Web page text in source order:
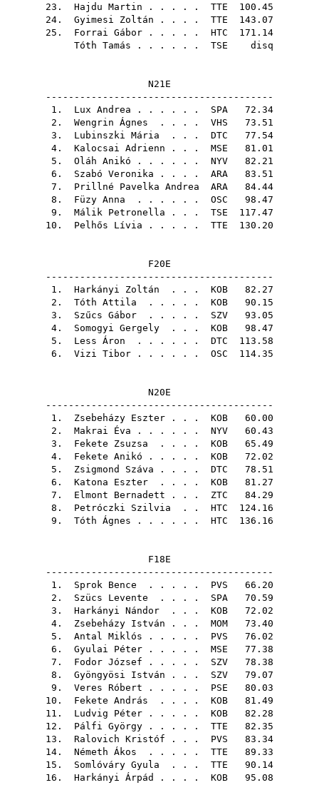
23. Hajdu Martin . . . . . TTE 100.45
24. Gyimesi Zoltán . . . . TTE 143.07
25. Forrai Gábor . . . . . HTC 171.14
Tóth Tamás . . . . . . TSE disq
N21E
----------------------------------------
1. Lux Andrea . . . . . . SPA 72.34
2. Wengrin Ágnes . . . . VHS 73.51
3. Lubinszki Mária . . . DTC 77.54
4. Kalocsai Adrienn . . . MSE 81.01
5. Oláh Anikó . . . . . . NYV 82.21
6. Szabó Veronika . . . . ARA 83.51
7. Prillné Pavelka Andrea ARA 84.44
8. Füzy Anna . . . . . . OSC 98.47
9. Málik Petronella . . . TSE 117.47
10. Pelhős Lívia . . . . . TTE 130.20
F20E
----------------------------------------
1. Harkányi Zoltán . . . KOB 82.27
2. Tóth Attila . . . . . KOB 90.15
3. Szűcs Gábor . . . . . SZV 93.05
4. Somogyi Gergely . . . KOB 98.47
5. Less Áron . . . . . . DTC 113.58
6. Vizi Tibor . . . . . . OSC 114.35
N20E
----------------------------------------
1. Zsebeházy Eszter . . . KOB 60.00
2. Makrai Éva . . . . . . NYV 60.43
3. Fekete Zsuzsa . . . . KOB 65.49
4. Fekete Anikó . . . . . KOB 72.02
5. Zsigmond Száva . . . . DTC 78.51
6. Katona Eszter . . . . KOB 81.27
7. Elmont Bernadett . . . ZTC 84.29
8. Petróczki Szilvia . . HTC 124.16
9. Tóth Ágnes . . . . . . HTC 136.16
F18E
----------------------------------------
1. Sprok Bence . . . . . PVS 66.20
2. Szücs Levente . . . . SPA 70.59
3. Harkányi Nándor . . . KOB 72.02
4. Zsebeházy István . . . MOM 73.40
5. Antal Miklós . . . . . PVS 76.02
6. Gyulai Péter . . . . . MSE 77.38
7. Fodor József . . . . . SZV 78.38
8. Gyöngyösi István . . . SZV 79.07
9. Veres Róbert . . . . . PSE 80.03
10. Fekete András . . . . KOB 81.49
11. Ludvig Péter . . . . . KOB 82.28
12. Pálfi György . . . . . TTE 82.35
13. Ralovich Kristóf . . . PVS 83.34
14. Németh Ákos . . . . . TTE 89.33
15. Somlóváry Gyula . . . TTE 90.14
16. Harkányi Árpád . . . . KOB 95.08